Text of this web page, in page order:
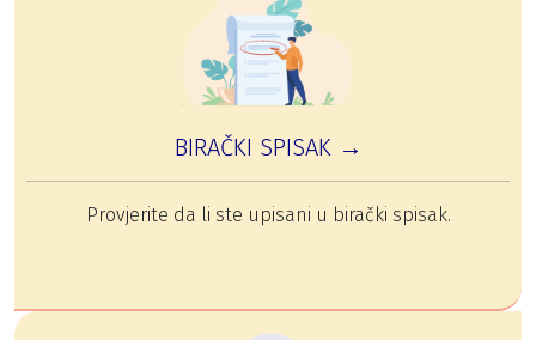
BIRAČKI SPISAK →
Provjerite da li ste upisani u birački spisak.